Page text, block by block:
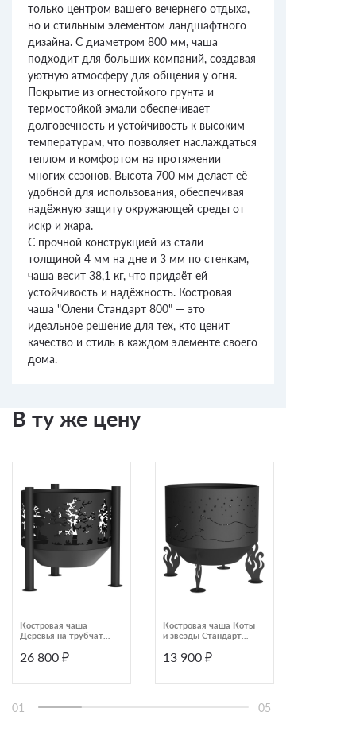
только центром вашего вечернего отдыха,
но и стильным элементом ландшафтного
дизайна. С диаметром 800 мм, чаша
подходит для больших компаний, создавая
уютную атмосферу для общения у огня.
Покрытие из огнестойкого грунта и
термостойкой эмали обеспечивает
долговечность и устойчивость к высоким
температурам, что позволяет наслаждаться
теплом и комфортом на протяжении
многих сезонов. Высота 700 мм делает её
удобной для использования, обеспечивая
надёжную защиту окружающей среды от
искр и жара.
С прочной конструкцией из стали
толщиной 4 мм на дне и 3 мм по стенкам,
чаша весит 38,1 кг, что придаёт ей
устойчивость и надёжность. Костровая
чаша "Олени Стандарт 800" — это
идеальное решение для тех, кто ценит
качество и стиль в каждом элементе своего
дома.
В ту же цену
Костровая чаша
Деревья на трубчатых
26 800 ₽
Костровая чаша Коты
и звезды Стандарт
13 900 ₽
01 05